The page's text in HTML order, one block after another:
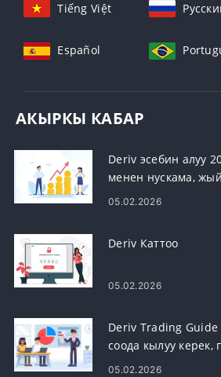
Tiếng Việt
Español
АКЫРКЫ КАБАР
Deriv эсебин алуу
менен нускама,
иштетүү убактысы
05.02.2026
Deriv Каттоо
05.02.2026
Deriv Trading
соода кылуу керек,
стратегиялар жана
05.02.2026